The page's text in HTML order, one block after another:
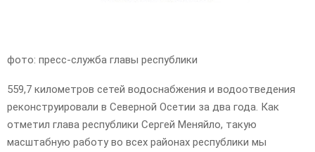
фото: пресс-служба главы республики
559,7 километров сетей водоснабжения и водоотведения
реконструировали в Северной Осетии за два года. Как
отметил глава республики Сергей Меняйло, такую
масштабную работу во всех районах республики мы